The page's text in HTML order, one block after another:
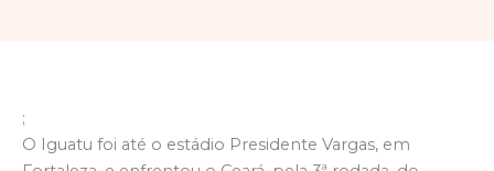
;
O Iguatu foi até o estádio Presidente Vargas, em